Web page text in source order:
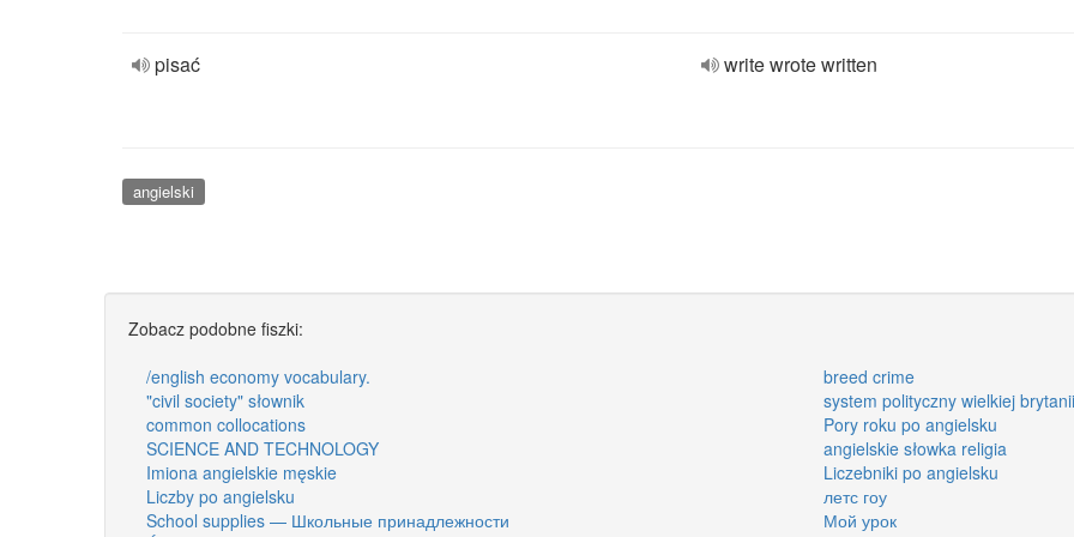
pisać write wrote written
angielski
Zobacz podobne fiszki:
/english economy vocabulary.
breed crime
"civil society" słownik
system polityczny wielkiej brytanii
common collocations
Pory roku po angielsku
SCIENCE AND TECHNOLOGY
angielskie słowka religia
Imiona angielskie męskie
Liczebniki po angielsku
Liczby po angielsku
летс гоу
School supplies — Школьные принадлежности
Мой урок